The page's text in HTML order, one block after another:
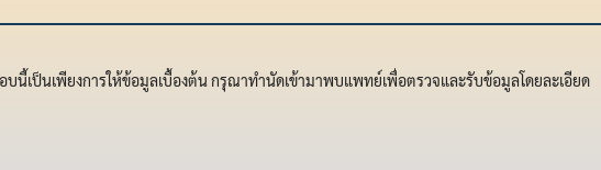
บนี้เป็นเพียงการให้ข้อมูลเบื้องต้น กรุณาทำนัดเข้ามาพบแพทย์เพื่อตรวจและรับข้อมูลโดยละเอียด